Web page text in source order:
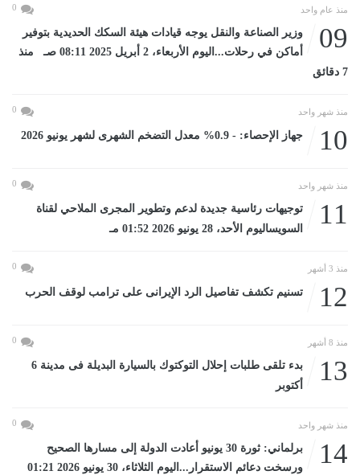
منذ عام واحد 0
09
وزير الصناعة والنقل يوجه قيادات هيئة السكك الحديدية بتوفير
أماكن في رحلات...اليوم الأربعاء، 2 أبريل 2025 08:11 صـ منذ
7 دقائق
منذ شهر واحد 0
10 جهاز الإحصاء: - 0.9% معدل التضخم الشهرى لشهر يونيو 2026
منذ شهر واحد 0
11
توجيهات رئاسية جديدة لدعم وتطوير المجرى الملاحي لقناة
السويساليوم الأحد، 28 يونيو 2026 01:52 مـ
منذ 3 أشهر 0
12 تسنيم تكشف تفاصيل الرد الإيرانى على ترامب لوقف الحرب
منذ 8 أشهر 0
13
بدء تلقى طلبات إحلال التوكتوك بالسيارة البديلة فى مدينة 6
أكتوبر
منذ شهر واحد 0
14
برلماني: ثورة 30 يونيو أعادت الدولة إلى مسارها الصحيح
ورسخت دعائم الاستقرار...اليوم الثلاثاء، 30 يونيو 2026 01:21